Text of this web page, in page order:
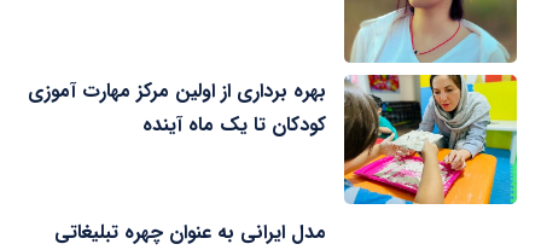
بهره برداری از اولین مرکز مهارت آموزی
کودکان تا یک ماه آینده
مدل ایرانی به عنوان چهره تبلیغاتی